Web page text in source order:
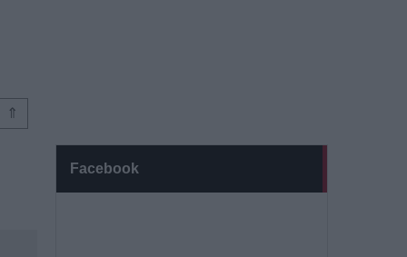
Facebook
⇑